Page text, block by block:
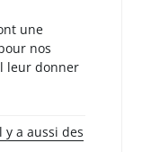
une
nos
leur donner
a aussi des